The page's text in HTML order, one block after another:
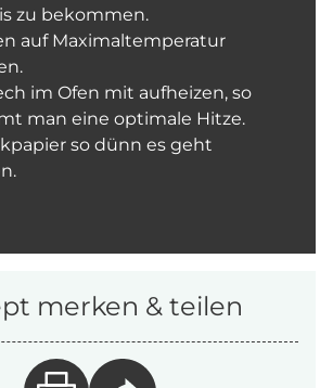
zu bekommen.
auf Maximaltemperatur
im Ofen mit aufheizen, so
man eine optimale Hitze.
so dünn es geht
merken & teilen